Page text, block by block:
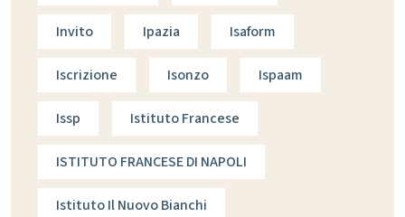
Invito Ipazia Isaform
Iscrizione Isonzo Ispaam
Issp Istituto Francese
ISTITUTO FRANCESE DI NAPOLI
Istituto Il Nuovo Bianchi